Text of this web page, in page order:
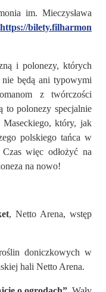
im. Mieczysława
https://bilety.filharmon
i polonezy, których
nie będą ani typowymi
z twórczości
to polonezy specjalnie
który, jak
polskiego tańca w
więc odłożyć na
na nowo!
, Netto Arena, wstęp
doniczkowych w
hali Netto Arena.